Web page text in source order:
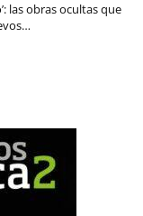
las obras ocultas que